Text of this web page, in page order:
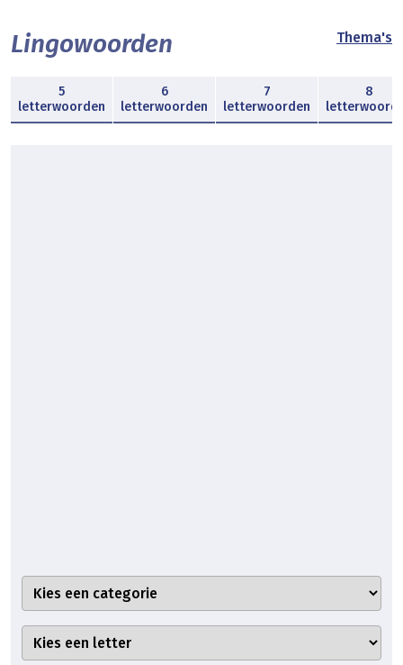
Lingowoorden Thema's
5
letterwoorden
6
letterwoorden
7
letterwoorden
8